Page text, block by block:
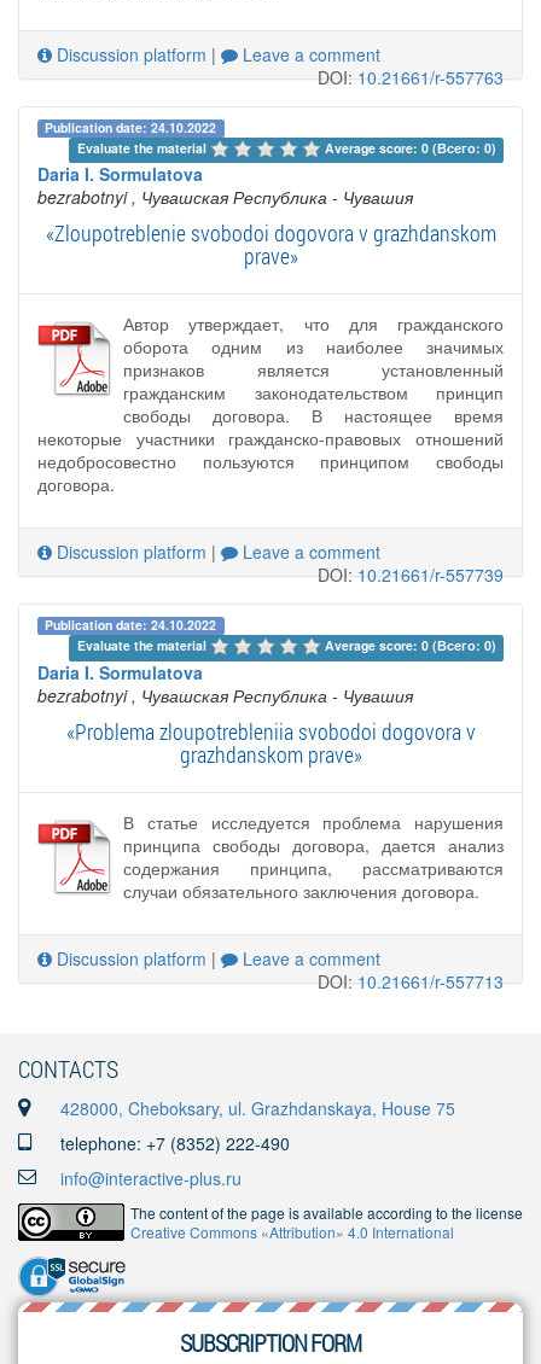
Discussion platform |
Leave a comment
DOI:10.21661/r-557763
Publication date: 24.10.2022
Evaluate the material
Average score: 0 (Всего: 0)
Daria I. Sormulatova
bezrabotnyi , Чувашская Республика - Чувашия
«Zloupotreblenie svobodoi dogovora v grazhdanskom
prave»
Автор утверждает, что для гражданского
оборота одним из наиболее значимых
признаков является установленный
гражданским законодательством принцип
свободы договора. В настоящее время
некоторые участники гражданско-правовых отношений
недобросовестно пользуются принципом свободы
договора.
Discussion platform |
Leave a comment
DOI:10.21661/r-557739
Publication date: 24.10.2022
Evaluate the material
Average score: 0 (Всего: 0)
Daria I. Sormulatova
bezrabotnyi , Чувашская Республика - Чувашия
«Problema zloupotrebleniia svobodoi dogovora v
grazhdanskom prave»
В статье исследуется проблема нарушения
принципа свободы договора, дается анализ
содержания принципа, рассматриваются
случаи обязательного заключения договора.
Discussion platform |
Leave a comment
DOI:10.21661/r-557713
CONTACTS
428000, Cheboksary, ul. Grazhdanskaya, House 75
telephone: +7 (8352) 222-490
info@interactive-plus.ru
The content of the page is available according to the license
Creative Commons «Attribution» 4.0 International
SUBSCRIPTION FORM